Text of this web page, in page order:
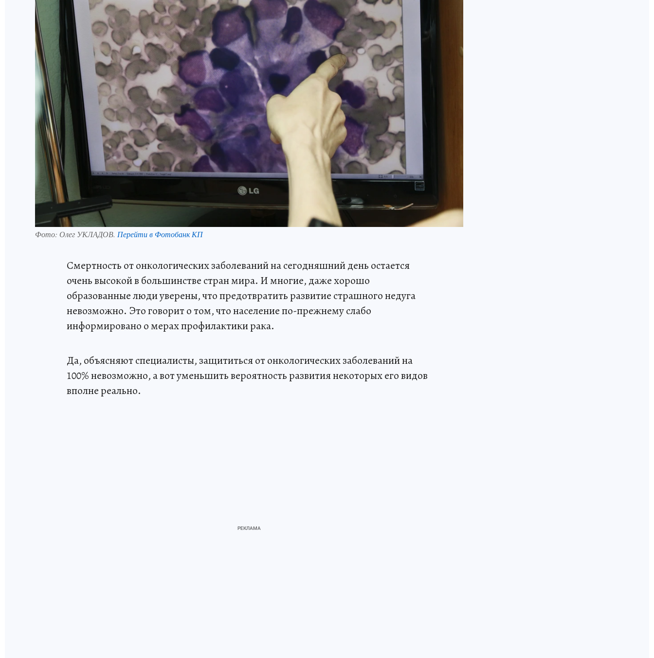
Фото: Олег УКЛАДОВ. Перейти в Фотобанк КП
Смертность от онкологических заболеваний на сегодняшний день остается
очень высокой в большинстве стран мира. И многие, даже хорошо
образованные люди уверены, что предотвратить развитие страшного недуга
невозможно. Это говорит о том, что население по-прежнему слабо
информировано о мерах профилактики рака.
Да, объясняют специалисты, защититься от онкологических заболеваний на
100% невозможно, а вот уменьшить вероятность развития некоторых его видов
вполне реально.